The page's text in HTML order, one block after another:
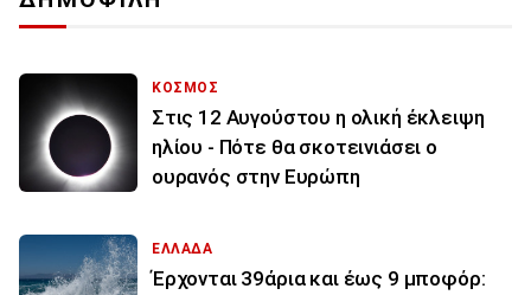
ΚΟΣΜΟΣ
Στις 12 Αυγούστου η ολική έκλειψη
ηλίου - Πότε θα σκοτεινιάσει ο
ουρανός στην Ευρώπη
ΕΛΛΑΔΑ
Έρχονται 39άρια και έως 9 μποφόρ: